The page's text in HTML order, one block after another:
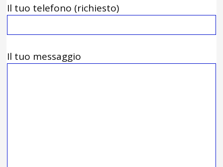
Il tuo telefono (richiesto)
Il tuo messaggio